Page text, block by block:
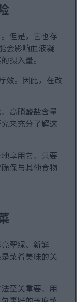
但是，它也存
会影响血液凝
摄入量。
效。因此，在改
高硝酸盐含量
来充分了解这
享用它。只要
保与其他食物
翠绿、新鲜
菜肴美味的关
至关重要。用